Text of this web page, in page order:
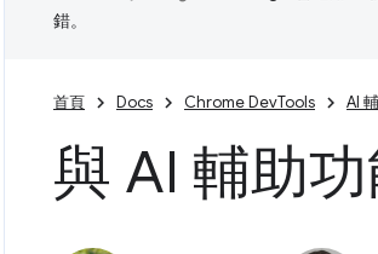
錯。
首頁 Docs Chrome DevTools AI
與 AI 輔助